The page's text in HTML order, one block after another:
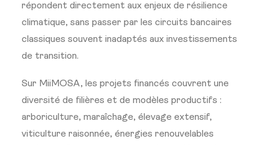
répondent directement aux enjeux de résilience
climatique, sans passer par les circuits bancaires
classiques souvent inadaptés aux investissements
de transition.
Sur MiiMOSA, les projets financés couvrent une
diversité de filières et de modèles productifs :
arboriculture, maraîchage, élevage extensif,
viticulture raisonnée, énergies renouvelables